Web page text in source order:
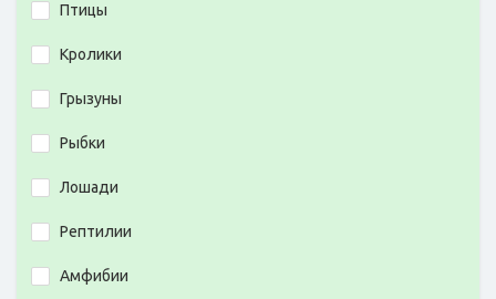
Птицы
Кролики
Грызуны
Рыбки
Лошади
Рептилии
Амфибии